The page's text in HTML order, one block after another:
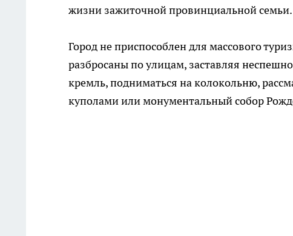
жизни зажиточной провинциальной семьи.
Город не приспособлен для массового
разбросаны по улицам, заставляя
кремль, подниматься на колокольню,
куполами или монументальный собор